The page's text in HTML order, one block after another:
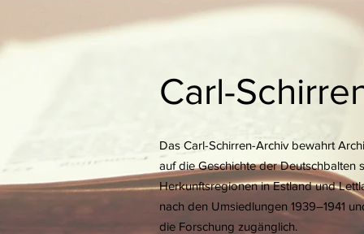
Carl-
Das Carl-Schirren-Archiv bewahrt
auf die Geschichte der Deutschbalten
Herkunftsregionen in Estland und
nach den Umsiedlungen 1939–1941
die Forschung zugänglich.